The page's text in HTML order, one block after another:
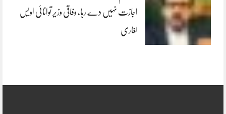
اجازت نہیں دے رہا، وفاقی وزیر توانائی اویس
لغاری